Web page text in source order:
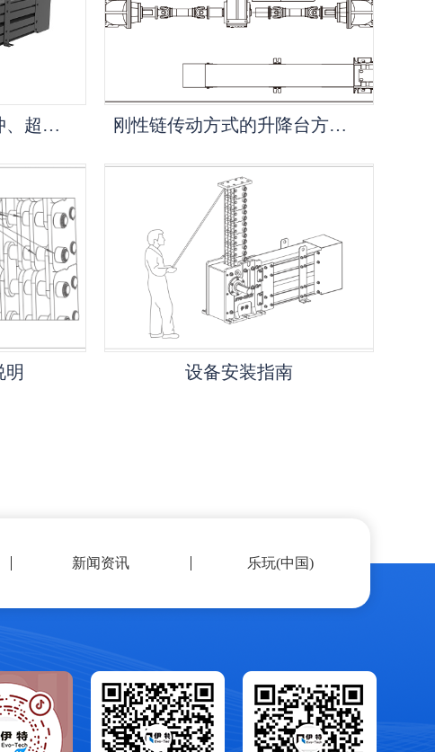
安全制动及锁紧、防冲、超重装置的提示 刚性链传动方式的升降台方案提示
明 设备安装指南
新闻资讯 乐玩(中国)